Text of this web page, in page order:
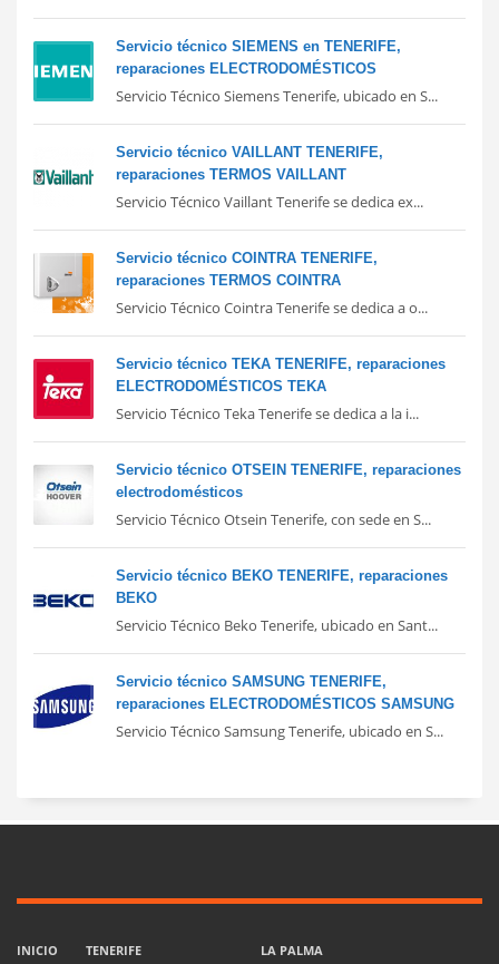
Servicio técnico SIEMENS en TENERIFE,
reparaciones ELECTRODOMÉSTICOS
Servicio Técnico Siemens Tenerife, ubicado en S...
Servicio técnico VAILLANT TENERIFE,
reparaciones TERMOS VAILLANT
Servicio Técnico Vaillant Tenerife se dedica ex...
Servicio técnico COINTRA TENERIFE,
reparaciones TERMOS COINTRA
Servicio Técnico Cointra Tenerife se dedica a o...
Servicio técnico TEKA TENERIFE, reparaciones
ELECTRODOMÉSTICOS TEKA
Servicio Técnico Teka Tenerife se dedica a la i...
Servicio técnico OTSEIN TENERIFE, reparaciones
electrodomésticos
Servicio Técnico Otsein Tenerife, con sede en S...
Servicio técnico BEKO TENERIFE, reparaciones
BEKO
Servicio Técnico Beko Tenerife, ubicado en Sant...
Servicio técnico SAMSUNG TENERIFE,
reparaciones ELECTRODOMÉSTICOS SAMSUNG
Servicio Técnico Samsung Tenerife, ubicado en S...
INICIO
TENERIFE
LA PALMA